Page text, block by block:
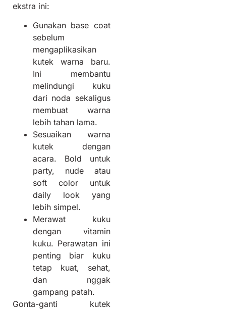
ekstra ini:
Gunakan base coat
sebelum
mengaplikasikan
kutek warna baru.
Ini membantu
melindungi kuku
dari noda sekaligus
membuat warna
lebih tahan lama.
Sesuaikan warna
kutek dengan
acara. Bold untuk
party, nude atau
soft color untuk
daily look yang
lebih simpel.
Merawat kuku
dengan vitamin
kuku. Perawatan ini
penting biar kuku
tetap kuat, sehat,
dan nggak
gampang patah.
Gonta-ganti kutek